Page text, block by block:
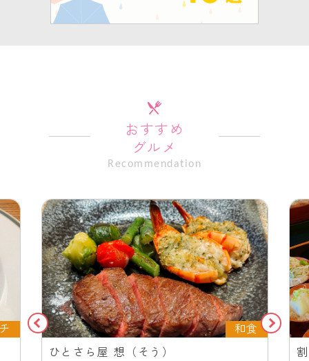
おすすめ
グルメ
Recommendation
和食
ひとさら屋 想（そう）